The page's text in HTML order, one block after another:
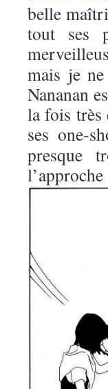
belle
tout ses
mais je
Nananan
la fois très
ses one-
presque